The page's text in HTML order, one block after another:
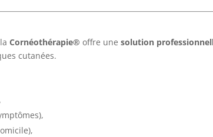
Cornéothérapie® offre unesolution
cutanées.
,